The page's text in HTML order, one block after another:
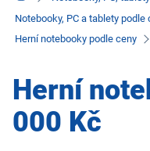
Notebooky, PC a tablety podle
Herní notebooky podle ceny
Herní
000 Kč